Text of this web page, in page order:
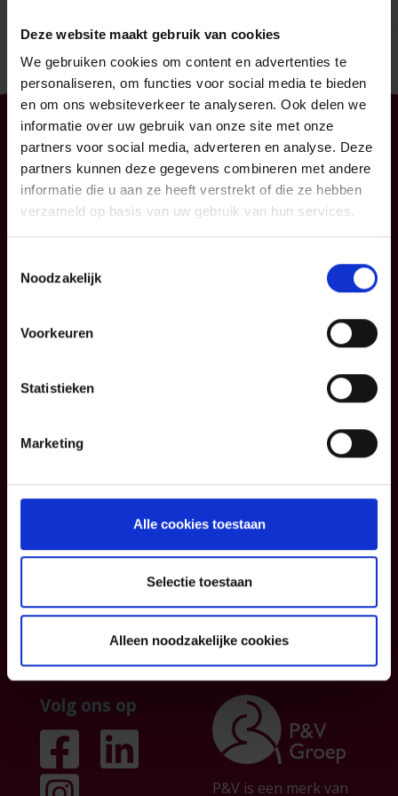
Deze website maakt gebruik van cookies
We gebruiken cookies om content en advertenties te
personaliseren, om functies voor social media te bieden
en om ons websiteverkeer te analyseren. Ook delen we
informatie over uw gebruik van onze site met onze
partners voor social media, adverteren en analyse. Deze
partners kunnen deze gegevens combineren met andere
informatie die u aan ze heeft verstrekt of die ze hebben
verzameld op basis van uw gebruik van hun services.
Noodzakelijk
Voorkeuren
Statistieken
Marketing
Alle cookies toestaan
Selectie toestaan
Alleen noodzakelijke cookies
Particulier
Uw mobiliteit
Uw woning en
beleggen
Professioneel
Uw bedrijf
KMO
Info
Informatiefiches
voorwaarden
Klachtenmanagemen
sector
Partnership
Persberichten &
publicaties
Jobs
Volg ons op
P&V is een merk van